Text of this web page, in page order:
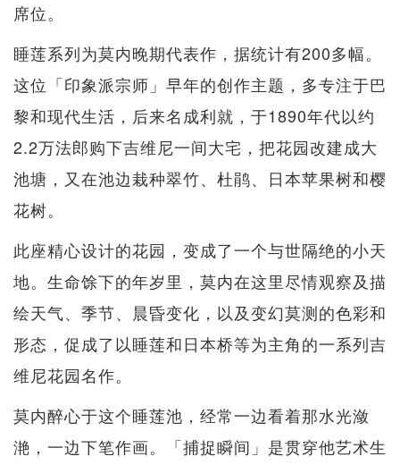
席位。
睡莲系列为莫内晚期代表作，据统计有200多幅。
这位「印象派宗师」早年的创作主题，多专注于巴
黎和现代生活，后来名成利就，于1890年代以约
2.2万法郎购下吉维尼一间大宅，把花园改建成大
池塘，又在池边栽种翠竹、杜鹃、日本苹果树和樱
花树。
此座精心设计的花园，变成了一个与世隔绝的小天
地。生命馀下的年岁里，莫内在这里尽情观察及描
绘天气、季节、晨昏变化，以及变幻莫测的色彩和
形态，促成了以睡莲和日本桥等为主角的一系列吉
维尼花园名作。
莫内醉心于这个睡莲池，经常一边看着那水光潋
滟，一边下笔作画。「捕捉瞬间」是贯穿他艺术生